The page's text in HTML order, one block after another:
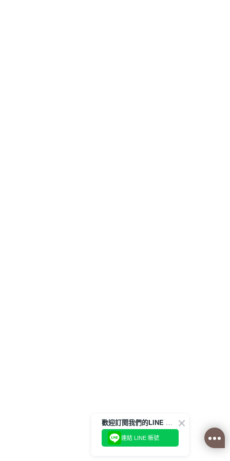
歡迎訂閱我們的LINE 官方帳號
連結 LINE 帳號